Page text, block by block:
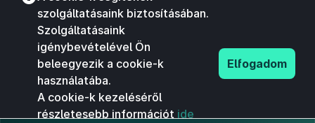
szolgáltatásaink biztosításában.
Szolgáltatásaink
igénybevételével Ön
beleegyezik a cookie-k
használatába.
A cookie-k kezeléséről
részletesebb információt ide
Elfogadom